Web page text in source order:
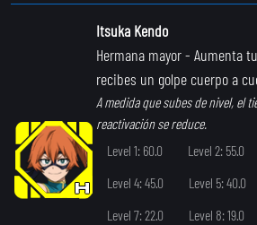
Itsuka Kendo
Hermana mayor- Aumenta
recibes un golpe cuerpo a
A medida que subes de nivel, el
reactivación se reduce.
Level 1: 60.0
Level 2: 55.0
Level 4: 45.0
Level 5: 40.0
Level 7: 22.0
Level 8: 19.0